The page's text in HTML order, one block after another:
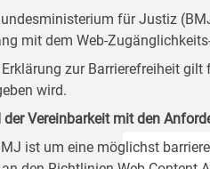
für Justiz
mit dem Web-
Erklärung zur Barrierefreiheit
wird.
der Vereinbarkeit mit den
ist um eine möglichst